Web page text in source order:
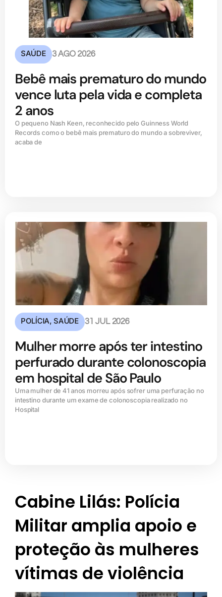
SAÚDE 3 AGO 2026
Bebê mais prematuro do mundo
vence luta pela vida e completa
2 anos
O pequeno Nash Keen, reconhecido pelo Guinness World
Records como o bebê mais prematuro do mundo a sobreviver,
acaba de
POLÍCIA,SAÚDE 31 JUL 2026
Mulher morre após ter intestino
perfurado durante colonoscopia
em hospital de São Paulo
Uma mulher de 41 anos morreu após sofrer uma perfuração no
intestino durante um exame de colonoscopia realizado no
Hospital
Cabine Lilás: Polícia
Militar amplia apoio e
proteção às mulheres
vítimas de violência